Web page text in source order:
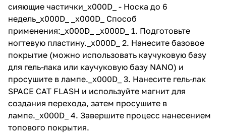
сияющие частички_x000D_ - Носка до 6
недель_x000D_ _x000D_ Способ
применения:_x000D_ _x000D_ 1. Подготовьте
ногтевую пластину._x000D_ 2. Нанесите базовое
покрытие (можно использовать каучуковую базу
для гель-лака или каучуковую базу NANO) и
просушите в лампе._x000D_ 3. Нанесите гель-лак
SPACE CAT FLASH и используйте магнит для
создания перехода, затем просушите в
лампе._x000D_ 4. Завершите процесс нанесением
топового покрытия.